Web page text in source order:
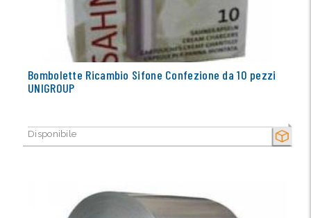
SECCO
Bombolette Ricambio Sifone Confezione da 10 pezzi
UNIGROUP
Disponibile